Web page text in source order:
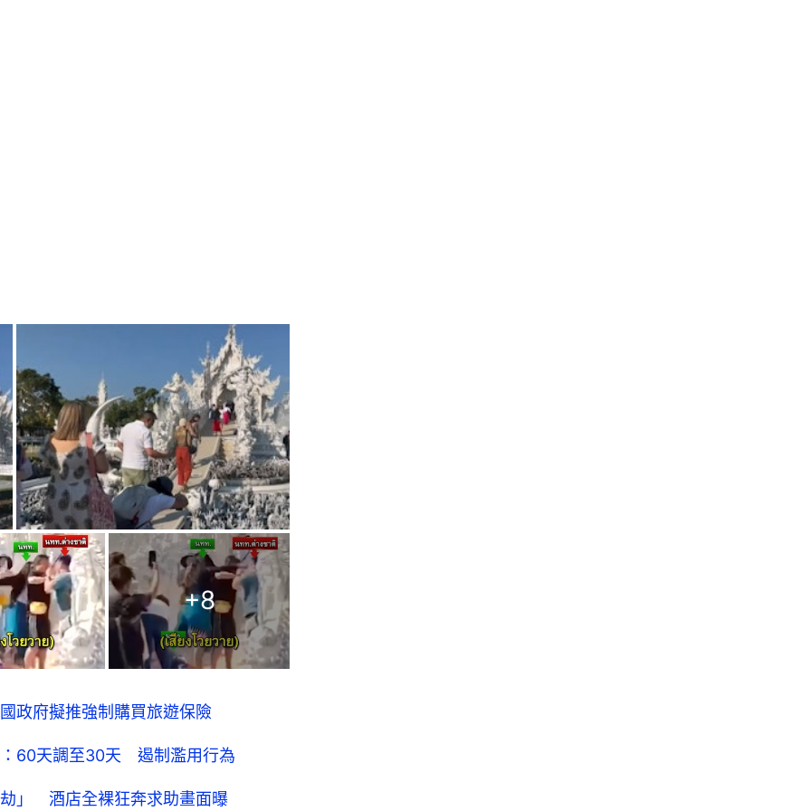
+8
政府擬推強制購買旅遊保險
60天調至30天 遏制濫用行為
」 酒店全裸狂奔求助畫面曝